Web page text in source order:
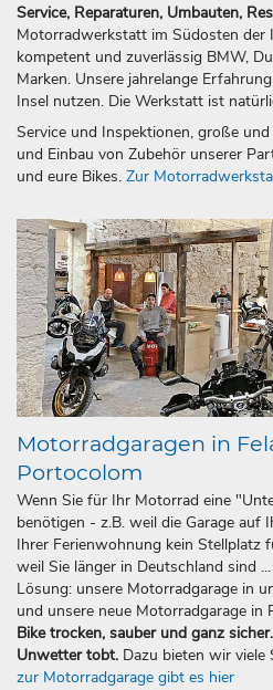
Service, Reparaturen, Umbauten,
Motorradwerkstatt im Südosten der
kompetent und zuverlässig BMW,
Marken. Unsere jahrelange
Insel nutzen. Die Werkstatt ist
Service und Inspektionen, große
und Einbau von Zubehör unserer
und eure Bikes. Zur
Motorradgaragen in
Portocolom
Wenn Sie für Ihr Motorrad eine
benötigen - z.B. weil die Garage auf
Ihrer Ferienwohnung kein Stellplatz
weil Sie länger in Deutschland sind
Lösung: unsere Motorradgarage in
und unsere neue Motorradgarage in
Bike trocken, sauber und ganz
Unwetter tobt. Dazu bieten wir viele
zur Motorradgarage gibt es hier